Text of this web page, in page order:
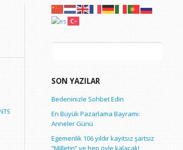
Arama:
SON YAZILAR
Bedeninizle Sohbet Edin
En Büyük Pazarlama Bayramı:
Anneler Günü
Egemenlik 106 yıldır kayıtsız şartsız
“Milletin” ve hep öyle kalacak!